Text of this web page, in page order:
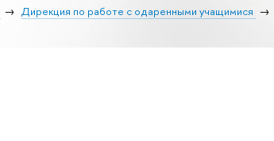
Дирекция по работе с одаренными учащимися